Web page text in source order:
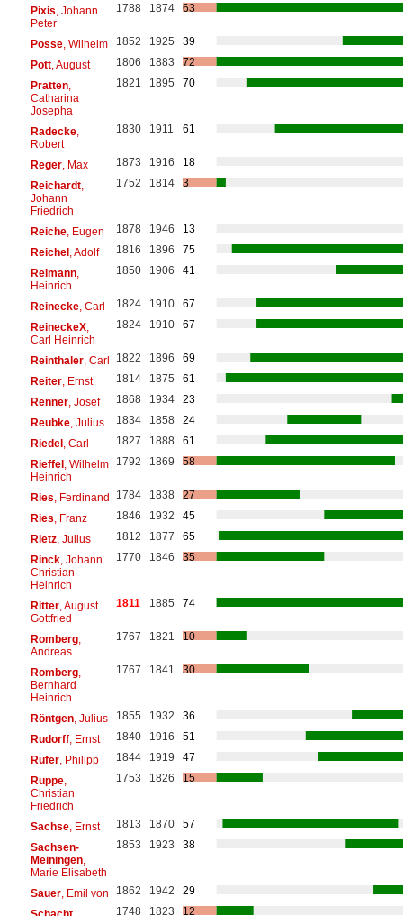
Pixis , Johann
Peter
1788 1874 63
Posse, Wilhelm 1852 1925
39
Pott, August 1806 1883
72
Pratten,
Catharina
Josepha
1821 1895 70
Radecke,
Robert
1830 1911 61
Reger, Max 1873 1916
18
Reichardt,
Johann
Friedrich
1752 1814 3
Reiche, Eugen 1878 1946
13
Reichel, Adolf 1816 1896
75
Reimann,
Heinrich
1850 1906 41
Reinecke, Carl 1824 1910
67
ReineckeX,
Carl Heinrich
1824 1910 67
Reinthaler, Carl 1822 1896
69
Reiter, Ernst 1814 1875
61
Renner, Josef 1868 1934
23
Reubke, Julius 1834 1858
24
Riedel, Carl 1827 1888
61
Rieffel, Wilhelm
Heinrich
1792 1869 58
Ries , Ferdinand 1784 1838
27
Ries , Franz 1846 1932
45
Rietz, Julius 1812 1877
65
Rinck, Johann
Christian
Heinrich
1770 1846 35
Ritter, August
Gottfried
1811 1885 74
Romberg,
Andreas
1767 1821 10
Romberg,
Bernhard
Heinrich
1767 1841 30
Röntgen, Julius 1855 1932
36
Rudorff, Ernst 1840 1916
51
Rüfer, Philipp 1844 1919
47
Ruppe,
Christian
Friedrich
1753 1826 15
Sachse, Ernst 1813 1870
57
Sachsen-
Meiningen,
Marie Elisabeth
1853 1923 38
Sauer, Emil von 1862 1942
29
1748 1823 12